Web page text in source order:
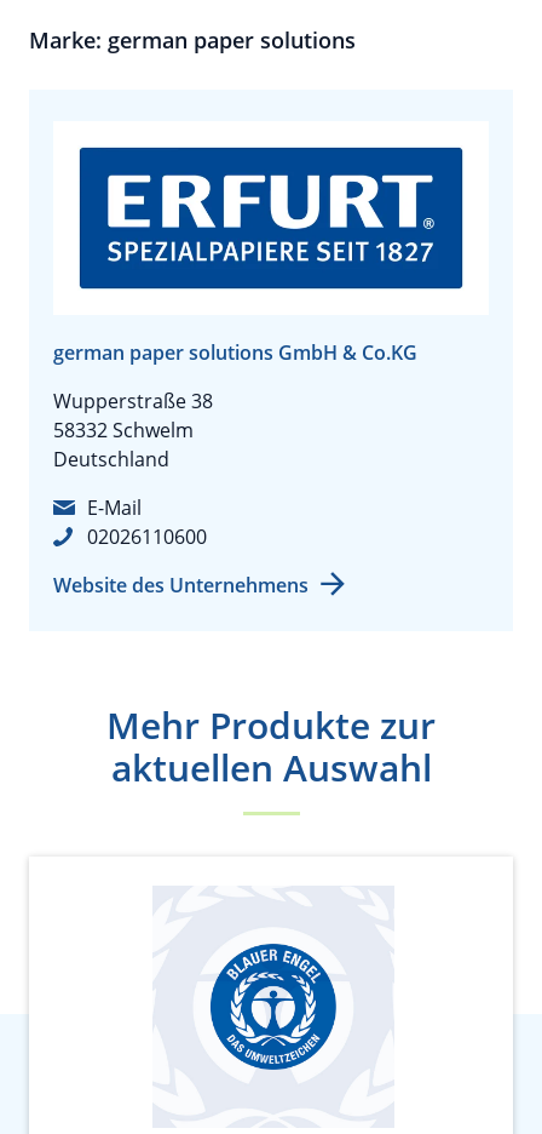
Marke: german paper solutions
german paper solutions GmbH & Co.KG
Wupperstraße 38
58332 Schwelm
Deutschland
E-Mail
02026110600
Website des Unternehmens
Mehr Produkte zur
aktuellen Auswahl